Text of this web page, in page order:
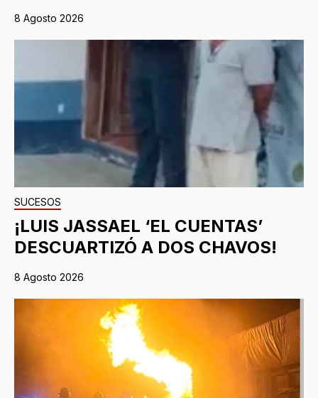
8 Agosto 2026
SUCESOS
¡LUIS JASSAEL ‘EL CUENTAS’
DESCUARTIZÓ A DOS CHAVOS!
8 Agosto 2026